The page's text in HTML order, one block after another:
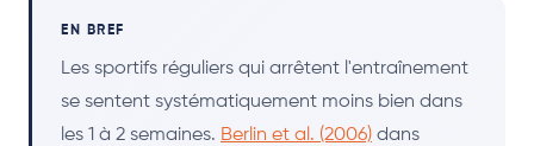
EN BREF
Les sportifs réguliers qui arrêtent l'entraînement
se sentent systématiquement moins bien dans
les 1 à 2 semaines. Berlin et al. (2006) dans